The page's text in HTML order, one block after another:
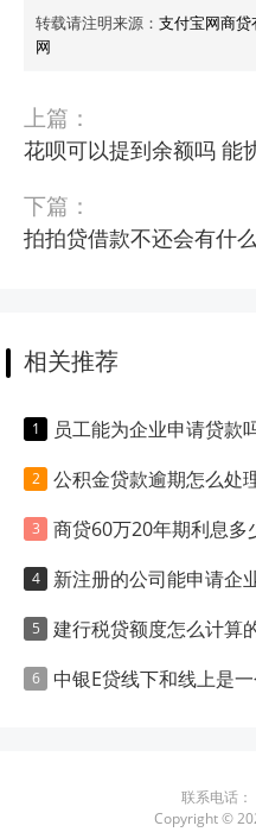
转载请注明来源： 支付宝网商
网
上篇：
花呗可以提到余额吗 能
下篇：
拍拍贷借款不还会有什
相关推荐
员工能为企业申请贷款吗？
公积金贷款逾期怎么处
商贷60万20年期利息多
新注册的公司能申请企
建行税贷额度怎么计算
中银E贷线下和线上是
联系电话：
Copyright ©